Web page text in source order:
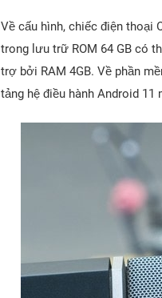
Về cấu hình, chiếc điện thoại
trong lưu trữ ROM 64 GB có
trợ bởi RAM 4GB. Về phần
tảng hệ điều hành Android 11